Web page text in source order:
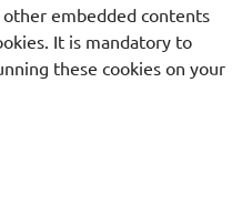
other embedded contents
It is mandatory to
these cookies on your